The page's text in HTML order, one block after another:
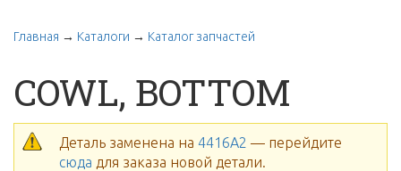
Главная → Каталоги → Каталог запчастей
COWL, BOTTOM
Деталь заменена на 4416A2 — перейдите
сюда для заказа новой детали.